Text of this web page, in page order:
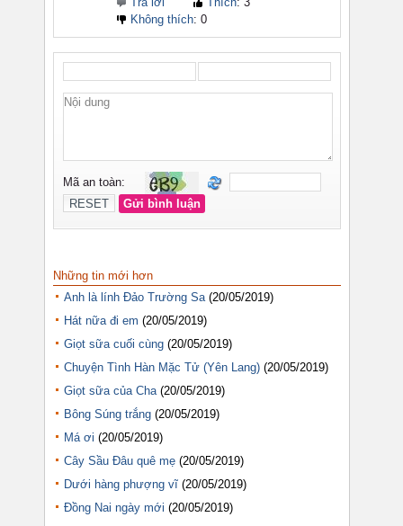
Những tin mới hơn
Anh là lính Đảo Trường Sa (20/05/2019)
Hát nữa đi em (20/05/2019)
Giọt sữa cuối cùng (20/05/2019)
Chuyện Tình Hàn Mặc Tử (Yên Lang) (20/05/2019)
Giọt sữa của Cha (20/05/2019)
Bông Súng trắng (20/05/2019)
Má ơi (20/05/2019)
Cây Sầu Đâu quê mẹ (20/05/2019)
Dưới hàng phượng vĩ (20/05/2019)
Đồng Nai ngày mới (20/05/2019)